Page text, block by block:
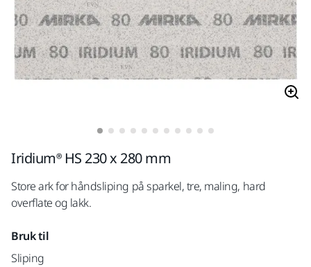
Iridium® HS 230 x 280 mm
Store ark for håndsliping på sparkel, tre, maling, hard
overflate og lakk.
Bruk til
Sliping